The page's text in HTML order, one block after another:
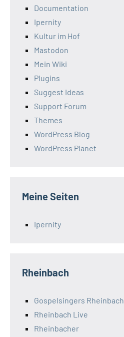
Documentation
Ipernity
Kultur im Hof
Mastodon
Mein Wiki
Plugins
Suggest Ideas
Support Forum
Themes
WordPress Blog
WordPress Planet
Meine Seiten
Ipernity
Rheinbach
Gospelsingers Rheinbach
Rheinbach Live
Rheinbacher